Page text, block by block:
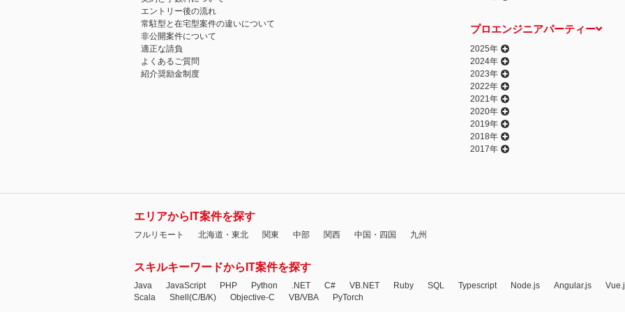
エントリー後の流れ
常駐型と在宅型案件の違いについて
非公開案件について
適正な請負
よくあるご質問
紹介奨励金制度
プロエンジニアパーティー
2025年
2024年
2023年
2022年
2021年
2020年
2019年
2018年
2017年
エリアからIT案件を探す
フルリモート 北海道・東北 関東 中部 関西 中国・四国 九州
スキルキーワードからIT案件を探す
Java JavaScript PHP Python .NET C# VB.NET Ruby SQL Typescript Node.js Angular.js
Scala
Shell(C/B/K) Objective-C VB/VBA PyTorch